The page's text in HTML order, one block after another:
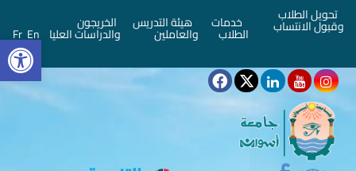
تحويل الطلاب
وقبول الانتساب خدمات
الطلاب
هيئة التدريس
والعاملين
الخريجون
والدراسات العليا En
Fr